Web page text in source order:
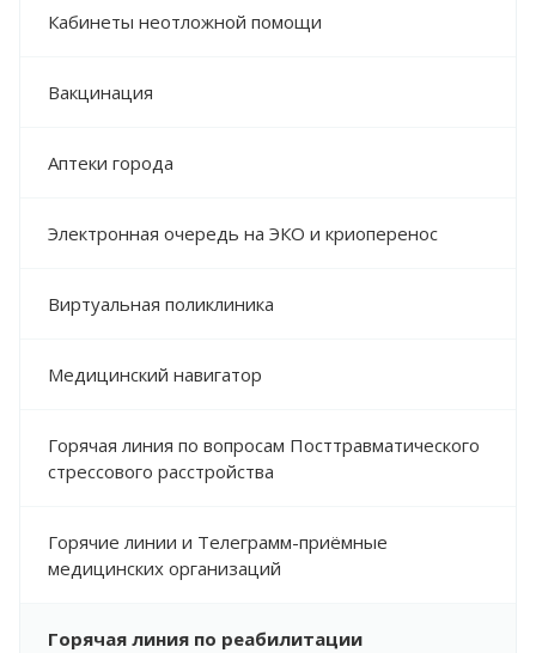
Кабинеты неотложной помощи
Вакцинация
Аптеки города
Электронная очередь на ЭКО и криоперенос
Виртуальная поликлиника
Медицинский навигатор
Горячая линия по вопросам Посттравматического
стрессового расстройства
Горячие линии и Телеграмм-приёмные
медицинских организаций
Горячая линия по реабилитации